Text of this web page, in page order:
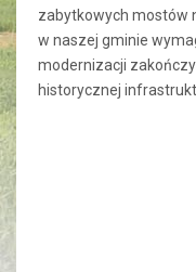
zabytkowych mostów
w naszej gminie
modernizacji
historycznej